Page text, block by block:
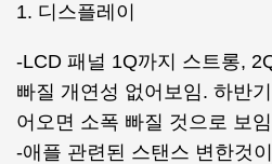
1. 디스플레이
-LCD 패널 1Q까지 스트롱,
빠질 개연성 없어보임. 하반
어오면 소폭 빠질 것으로 보임
-애플 관련된 스탠스 변한것